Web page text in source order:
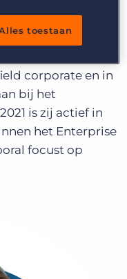
zij intensief
van
corporate en in
bij het
is zij actief in
het Enterprise
focust op
toestaan